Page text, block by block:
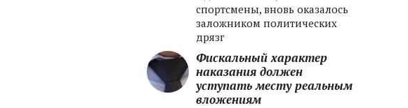
спортсмены, вновь оказалось
заложником политических
дрязг
Фискальный характер
наказания должен
уступать месту реальным
вложениям